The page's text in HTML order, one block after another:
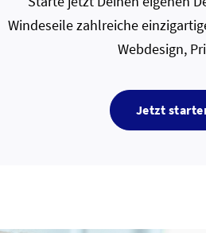
Windeseile zahlreiche
Webdesign,
Jetzt